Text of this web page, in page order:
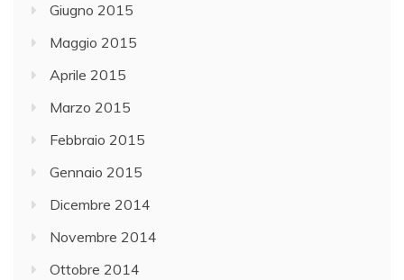
Giugno 2015
Maggio 2015
Aprile 2015
Marzo 2015
Febbraio 2015
Gennaio 2015
Dicembre 2014
Novembre 2014
Ottobre 2014